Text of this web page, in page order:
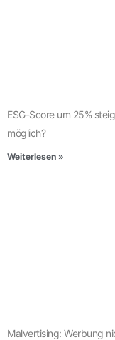
ESG-Score um 25%
möglich?
Weiterlesen »
Malvertising: Werbung